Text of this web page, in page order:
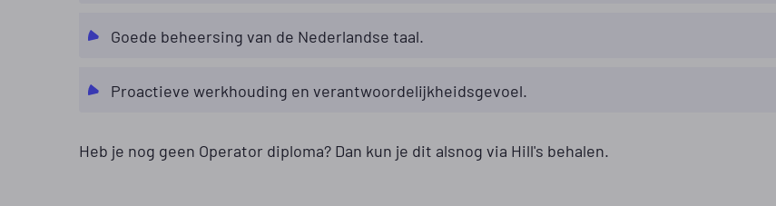
Goede beheersing van de Nederlandse taal.
Proactieve werkhouding en verantwoordelijkheidsgevoel.
Heb je nog geen Operator diploma? Dan kun je dit alsnog via Hill's behalen.